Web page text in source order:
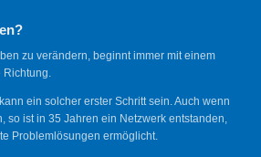
zu verändern, beginnt immer mit einem
Richtung.
ein solcher erster Schritt sein. Auch wenn
so ist in 35 Jahren ein Netzwerk entstanden,
Problemlösungen ermöglicht.